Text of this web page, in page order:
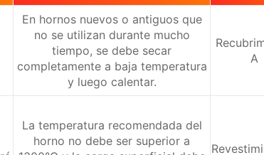
En hornos nuevos o antiguos que
no se utilizan durante mucho
tiempo, se debe secar
completamente a baja temperatura
y luego calentar.
A
La temperatura recomendada del
horno no debe ser superior a